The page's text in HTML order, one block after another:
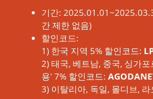
기간:
간 제한 없음)
할인코드:
1) 한국 지역 5% 할인코드:
2) 태국, 베트남, 중국, 싱가
용' 7% 할인코드:
3) 이탈리아, 독일, 몰디브,